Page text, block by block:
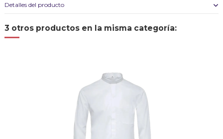
Detalles del producto
3 otros productos en la misma categoría: